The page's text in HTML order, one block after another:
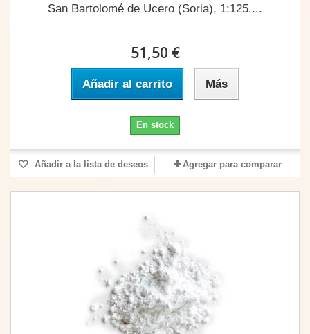
San Bartolomé de Ucero (Soria), 1:125....
51,50 €
Añadir al carrito Más
En stock
Añadir a la lista de deseos Agregar para comparar